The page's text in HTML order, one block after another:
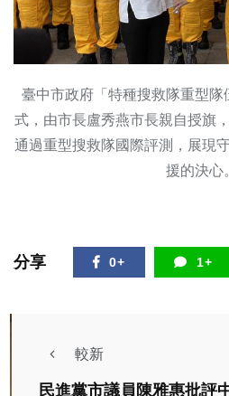
臺中市政府「特種搜救隊重型
式，由市長盧秀燕市長親自授旗
通過重型搜救隊國際評測，展現
援的決心
分享 0+ 1+
較新
民進黨市議員陳雅惠批評